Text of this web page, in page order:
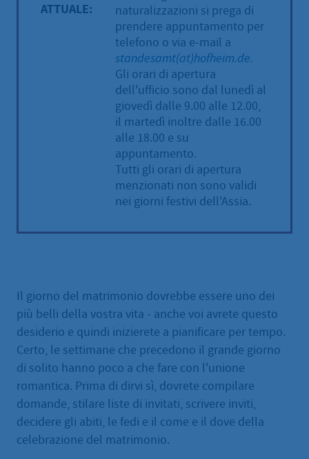
ATTUALE:
naturalizzazioni si prega di
prendere appuntamento per
telefono o via e-mail a
standesamt(at)hofheim.de.
Gli orari di apertura
dell'ufficio sono dal lunedì al
giovedì dalle 9.00 alle 12.00,
il martedì inoltre dalle 16.00
alle 18.00 e su
appuntamento.
Tutti gli orari di apertura
menzionati non sono validi
nei giorni festivi dell'Assia.
Il giorno del matrimonio dovrebbe essere uno dei
più belli della vostra vita - anche voi avrete questo
desiderio e quindi inizierete a pianificare per tempo.
Certo, le settimane che precedono il grande giorno
di solito hanno poco a che fare con l'unione
romantica. Prima di dirvi sì, dovrete compilare
domande, stilare liste di invitati, scrivere inviti,
decidere gli abiti, le fedi e il come e il dove della
celebrazione del matrimonio.